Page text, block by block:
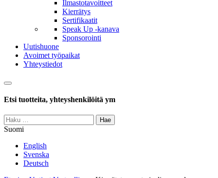
Ilmastotavoitteet
Kierrätys
Sertifikaatit
Speak Up -kanava
Sponsorointi
Uutishuone
Avoimet työpaikat
Yhteystiedot
Haku
Etsi tuotteita, yhteyshenkilöitä ym
Haku:
Suomi
English
Svenska
Deutsch